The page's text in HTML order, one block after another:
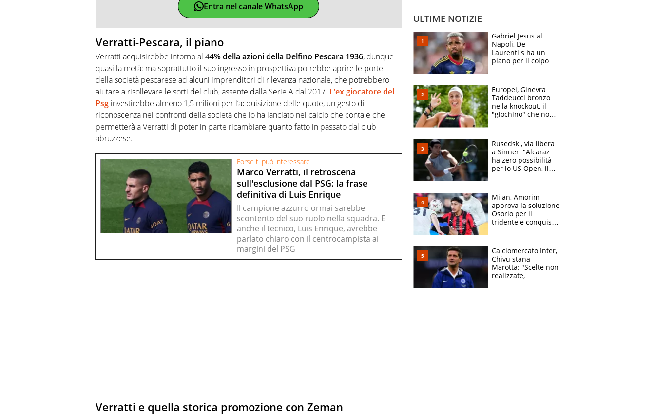
Entra nel canale WhatsApp
Verratti-Pescara, il piano
Verratti acquisirebbe intorno al 44% della azioni della Delfino Pescara 1936, dunque
quasi la metà: ma soprattutto il suo ingresso in prospettiva potrebbe aprire le porte
della società pescarese ad alcuni imprenditori di rilevanza nazionale, che potrebbero
aiutare a risollevare le sorti del club, assente dalla Serie A dal 2017. L’ex giocatore del
Psg investirebbe almeno 1,5 milioni per l’acquisizione delle quote, un gesto di
riconoscenza nei confronti della società che lo ha lanciato nel calcio che conta e che
permetterà a Verratti di poter in parte ricambiare quanto fatto in passato dal club
abruzzese.
Forse ti può interessare
Marco Verratti, il retroscena
sull'esclusione dal PSG: la frase
definitiva di Luis Enrique
Il campione azzurro ormai sarebbe
scontento del suo ruolo nella squadra. E
anche il tecnico, Luis Enrique, avrebbe
parlato chiaro con il centrocampista ai
margini del PSG
Verratti e quella storica promozione con Zeman
ULTIME NOTIZIE
Gabriel Jesus al
Napoli, De
Laurentiis ha un
piano per il colpo
Lucca
Europei, Ginevra
Taddeucci bronzo
nella knockout, il
"giochino" che non
Rusedski, via libera
a Sinner: "Alcaraz
ha zero possibilità
per lo US Open, il
Milan, Amorim
approva la soluzione
Osorio per il
tridente e conquista
Allegri
Calciomercato Inter,
Chivu stana
Marotta: "Scelte non
realizzate,